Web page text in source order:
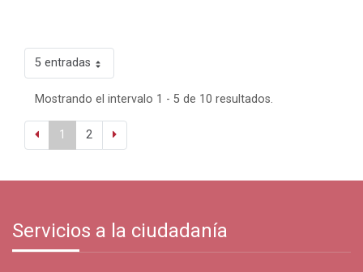
5 entradas
Mostrando el intervalo 1 - 5 de 10 resultados.
1 2
Servicios a la ciudadanía